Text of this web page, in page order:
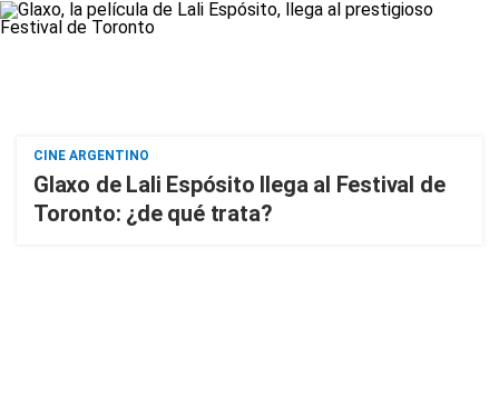
CINE ARGENTINO
Glaxo de Lali Espósito llega al Festival de
Toronto: ¿de qué trata?